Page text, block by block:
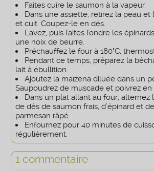
Faites cuire le saumon à la vapeur.
Dans une assiette, retirez la peau
et cuit. Coupez-le en dés.
Lavez, puis faites fondre les
une noix de beurre.
Préchauffez le four à 180°C,
Pendant ce temps, préparez la
lait à ébullition.
Ajoutez la maïzena diluée dans un
Saupoudrez de muscade et poivrez
Dans un plat allant au four,
de dés de saumon frais, d’épinard et
parmesan râpé
Enfournez pour 40 minutes de
régulièrement.
1 commentaire